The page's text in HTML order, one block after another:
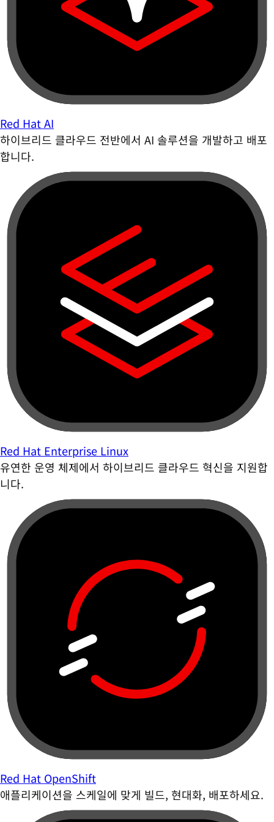
Red Hat AI
하이브리드 클라우드 전반에서 AI 솔루션을 개발하고 배포
합니다.
Red Hat Enterprise Linux
유연한 운영 체제에서 하이브리드 클라우드 혁신을 지원합
니다.
Red Hat OpenShift
애플리케이션을 스케일에 맞게 빌드, 현대화, 배포하세요.